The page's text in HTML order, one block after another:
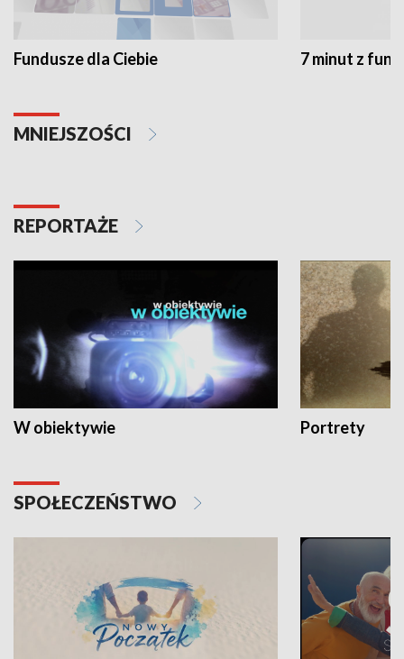
Fundusze dla Ciebie 7 minut z
MNIEJSZOŚCI
REPORTAŻE
W obiektywie Portrety
SPOŁECZEŃSTWO